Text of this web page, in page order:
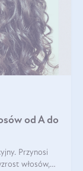
od A do
Przynosi
włosów,